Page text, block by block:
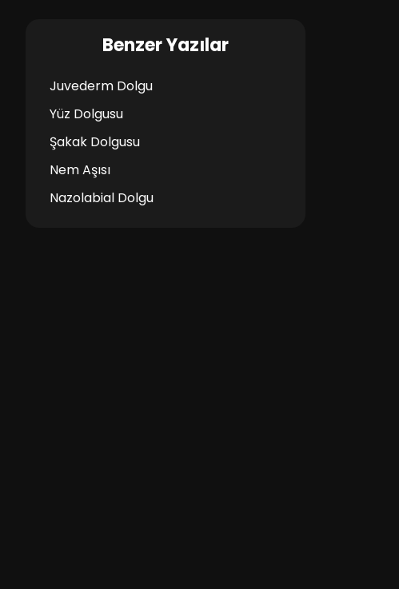
Benzer Yazılar
Juvederm Dolgu
Yüz Dolgusu
Şakak Dolgusu
Nem Aşısı
Nazolabial Dolgu